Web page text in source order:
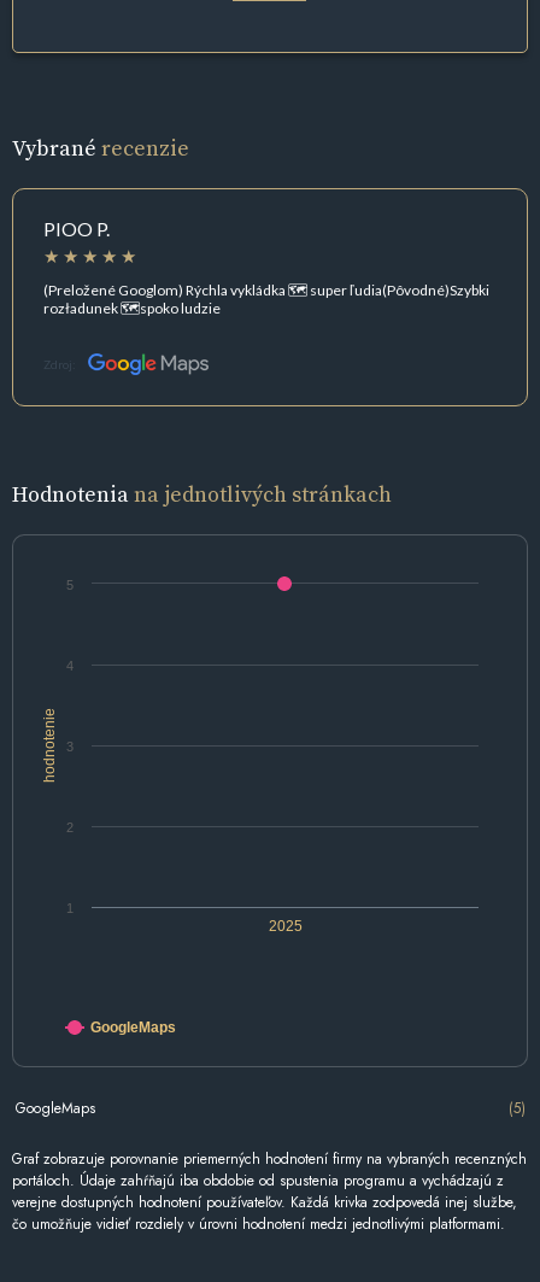
Vybrané recenzie
PIOO P.
(Preložené Googlom) Rýchla vykládka 🗺️ super ľudia(Pôvodné)Szybki
rozładunek 🗺️spoko ludzie
Zdroj:
Hodnoteniana jednotlivých stránkach
hodnotenie
2025
1
2
3
4
5
GoogleMaps
GoogleMaps (5)
Graf zobrazuje porovnanie priemerných hodnotení firmy na vybraných recenzných
portáloch. Údaje zahŕňajú iba obdobie od spustenia programu a vychádzajú z
verejne dostupných hodnotení používateľov. Každá krivka zodpovedá inej službe,
čo umožňuje vidieť rozdiely v úrovni hodnotení medzi jednotlivými platformami.